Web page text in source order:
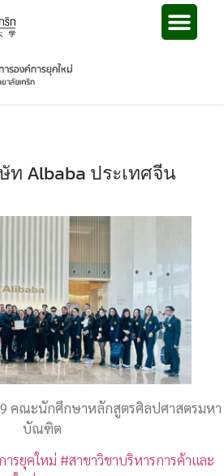
Albaba ประเทศจีน
คณะนักศึกษาหลักสูตรศิลปศาสตรมหา
บัณฑิต
ารยุคใหม่ #สาขาวิชาบริหารการค้าและ